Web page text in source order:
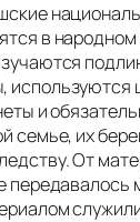
в
используются
и
семье, их
От
передавалось